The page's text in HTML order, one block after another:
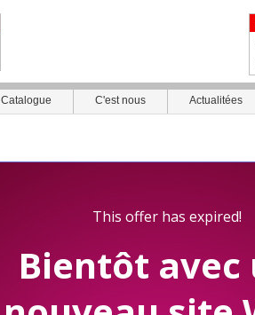
Catalogue C'est nous Actualitées